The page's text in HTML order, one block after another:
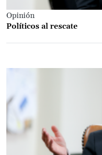
Opinión
Políticos al rescate